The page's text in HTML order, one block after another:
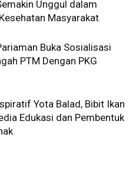
Unggul dalam
Masyarakat
Buka Sosialisasi
PTM Dengan PKG
Yota Balad, Bibit Ikan
Edukasi dan Pembentuk